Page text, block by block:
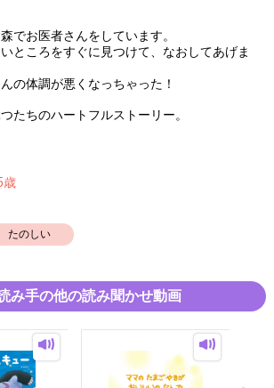
でお医者さんをしています。
ところをすぐに見つけて、なおしてあげま
の体調が悪くなっちゃった！
たちのハートフルストーリー。
歳
たのしい
み手の他の読み聞かせ動画